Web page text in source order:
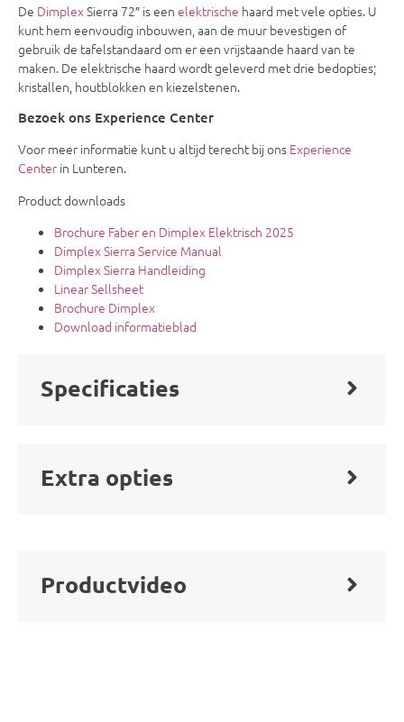
De Dimplex Sierra 72″ is een elektrische haard met vele opties. U
kunt hem eenvoudig inbouwen, aan de muur bevestigen of
gebruik de tafelstandaard om er een vrijstaande haard van te
maken. De elektrische haard wordt geleverd met drie bedopties;
kristallen, houtblokken en kiezelstenen.
Bezoek ons Experience Center
Voor meer informatie kunt u altijd terecht bij ons Experience
Center in Lunteren.
Product downloads
Brochure Faber en Dimplex Elektrisch 2025
Dimplex Sierra Service Manual
Dimplex Sierra Handleiding
Linear Sellsheet
Brochure Dimplex
Download informatieblad
Specificaties
Extra opties
Productvideo